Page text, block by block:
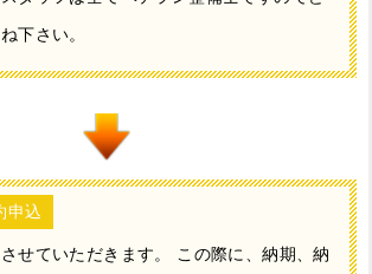
下さい。
申込
せていただきます。 この際に、納期、納